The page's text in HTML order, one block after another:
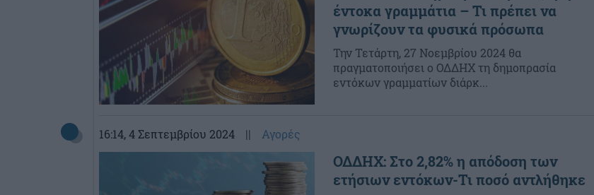
έντοκα γραμμάτια – Τι πρέπει να
γνωρίζουν τα φυσικά πρόσωπα
Την Τετάρτη, 27 Νοεμβρίου 2024 θα
πραγματοποιήσει ο ΟΔΔΗΧ τη δημοπρασία
εντόκων γραμματίων διάρκ...
16:14, 4 Σεπτεμβρίου 2024 || Αγορές
ΟΔΔΗΧ: Στο 2,82% η απόδοση των
ετήσιων εντόκων-Τι ποσό αντλήθηκε